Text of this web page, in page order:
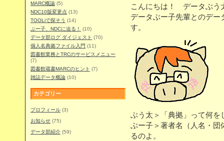
MARC概論 (5)
NDC10版変更点 (13)
TOOLiで探そう (14)
ぶー子、NDCに迫る！
(10)
データ部ログ ダイジェスト (70)
個人名典拠ファイル入門 (11)
図書館業務とTRCのサービスメニュー
(7)
図書館蔵書MARCのヒント (7)
雑誌データ概論 (10)
カテゴリー
プロフィール (3)
お知らせ (75)
データ部紹介 (59)
こんにちは！ データぶう
データぶー子先輩とのデ
す。
ぶう太＞「典拠」って何を
ぶー子＞著者名（人名・団
るのよ。